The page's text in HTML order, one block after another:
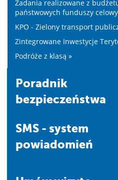
Zadania realizowane z
państwowych funduszy
KPO - Zielony transport
Zintegrowane Inwestycje
Podróże z klasą »
Poradnik
bezpieczeństwa
SMS - system
powiadomień